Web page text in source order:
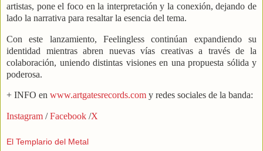
artistas, pone el foco en la interpretación y la conexión, dejando de
lado la narrativa para resaltar la esencia del tema.
Con este lanzamiento, Feelingless continúan expandiendo su
identidad mientras abren nuevas vías creativas a través de la
colaboración, uniendo distintas visiones en una propuesta sólida y
poderosa.
+ INFO en www.artgatesrecords.com y redes sociales de la banda:
Instagram /Facebook /X
El Templario del Metal